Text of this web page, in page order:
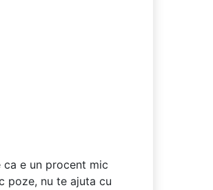
e un procent mic
poze, nu te ajuta cu